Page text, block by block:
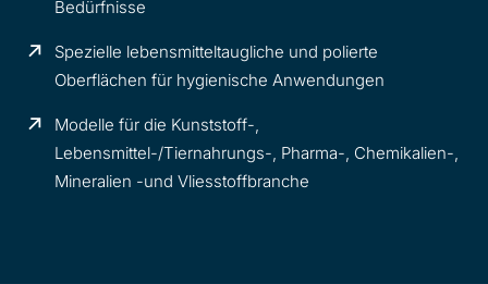
Bedürfnisse
Spezielle lebensmitteltaugliche und polierte
Oberflächen für hygienische Anwendungen
Modelle für die Kunststoff-,
Lebensmittel-/Tiernahrungs-, Pharma-, Chemikalien-,
Mineralien -und Vliesstoffbranche